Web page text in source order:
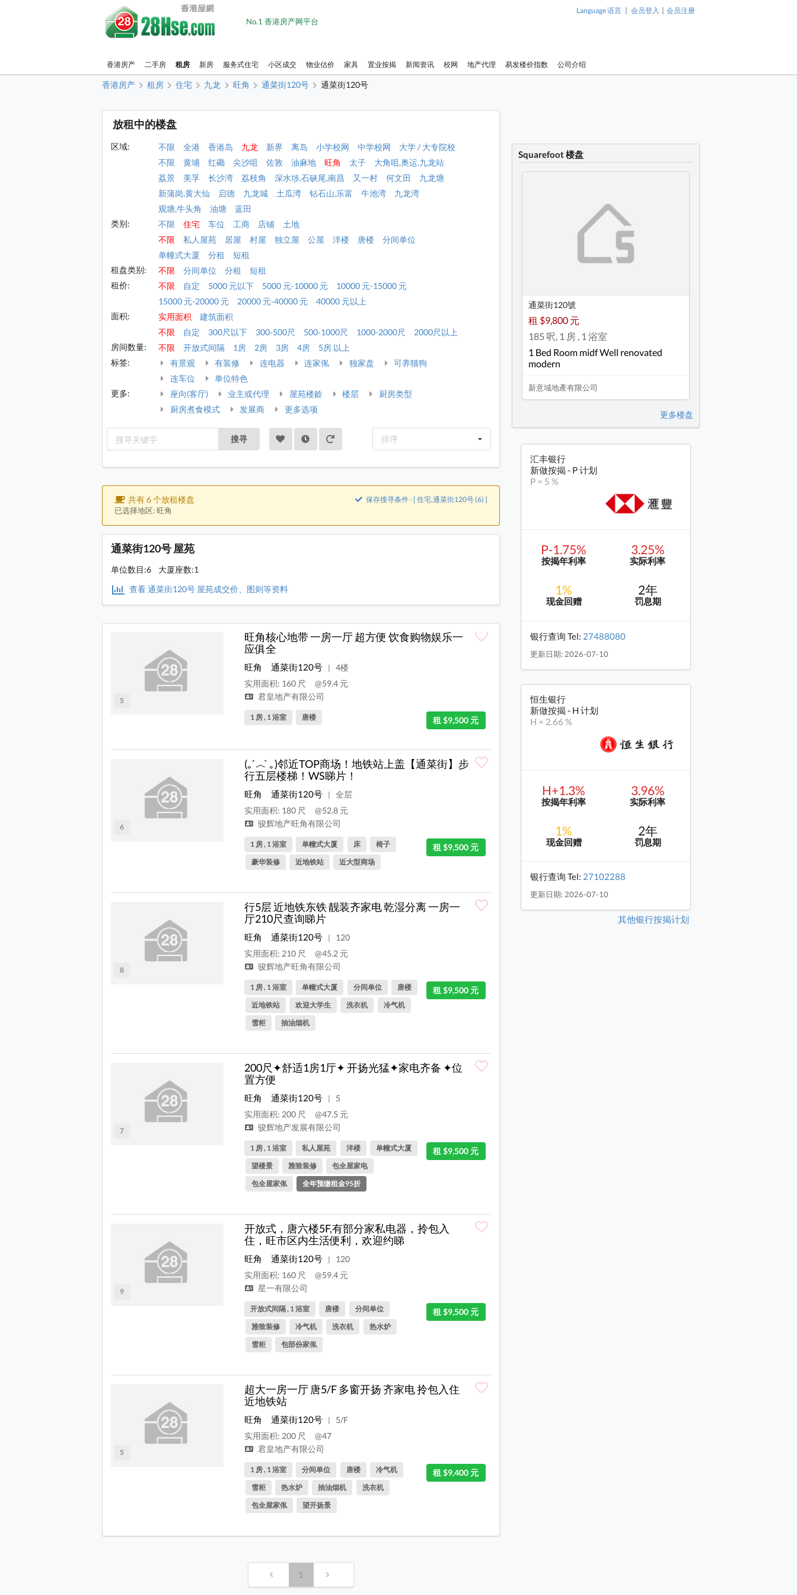
No.1 香港房产网平台
Language 语言 | 会员登入 | 会员注册
香港房产 二手房 租房 新房 服务式住宅 小区成交 物业估价 家具 置业按揭 新闻资讯 校网 地产代理 易发楼价指数 公司介绍
香港房产 租房 住宅 九龙 旺角 通菜街120号 通菜街120号
放租中的楼盘
区域: 不限 全港 香港岛 九龙 新界 离岛 小学校网 中学校网
大学 / 大专院校
不限
黄埔 红磡 尖沙咀 佐敦 油麻地 旺角 太子
大角咀,奥运,九龙站
荔景
美孚 长沙湾 荔枝角 深水埗,石硖尾,南昌 又一村 何文田
九龙塘
新蒲岗,黄大仙
启德 九龙城 土瓜湾 钻石山,乐富 牛池湾
九龙湾
观塘,牛头角
油塘
蓝田
类别:
不限 住宅 车位 工商 店铺
土地
不限
私人屋苑 居屋 村屋 独立屋 公屋 洋楼 唐楼
分间单位
单幢式大厦
分租
短租
租盘类别:
不限 分间单位 分租
短租
租价:
不限 自定 5000 元以下 5000 元-10000 元
10000 元-15000 元
15000 元-20000 元
20000 元-40000 元
40000 元以上
面积:
实用面积
建筑面积
不限
自定 300尺以下 300-500尺 500-1000尺 1000-2000尺
2000尺以上
房间数量:
不限 开放式间隔 1房 2房 3房 4房
5房 以上
标签:
有景观 有装修 连电器 连家俬 独家盘
可养猫狗
连车位
单位特色
更多:
座向(客厅) 业主或代理 屋苑楼龄 楼层
厨房类型
厨房煮食模式
发展商 更多选项
搜寻 排序
共有 6 个放租楼盘
已选择地区: 旺角
保存搜寻条件 - [ 住宅,通菜街120号 (6) ]
通菜街120号 屋苑
单位数目:6 大厦座数:1
查看 通菜街120号 屋苑成交价、图则等资料
5
旺角核心地带 一房一厅 超方便 饮食购物娱乐一
应俱全
旺角 通菜街120号 |
4楼
实用面积: 160 尺
@59.4 元
君皇地产有限公司
租 $9,500 元
1 房 , 1 浴室 唐楼
6
(｡ ́︿ ̀｡)邻近TOP商场！地铁站上盖【通菜街】步
行五层楼梯！WS睇片！
旺角 通菜街120号 |
全层
实用面积: 180 尺
@52.8 元
骏辉地产旺角有限公司
租 $9,500 元
1 房 , 1 浴室 单幢式大厦 床
椅子
豪华装修
近地铁站 近大型商场
8
行5层 近地铁东铁 靓装齐家电 乾湿分离 一房一
厅210尺查询睇片
旺角 通菜街120号 |
120
实用面积: 210 尺
@45.2 元
骏辉地产旺角有限公司
租 $9,500 元
1 房 , 1 浴室 单幢式大厦 分间单位
唐楼
近地铁站
欢迎大学生 洗衣机
冷气机
雪柜
抽油烟机
7
200尺✦舒适1房1厅✦ 开扬光猛✦家电齐备 ✦位
置方便
旺角 通菜街120号 |
5
实用面积: 200 尺
@47.5 元
骏辉地产发展有限公司
租 $9,500 元
1 房 , 1 浴室 私人屋苑 洋楼
单幢式大厦
望楼景
雅致装修
包全屋家电
包全屋家俬
全年预缴租金95折
9
开放式，唐六楼5F,有部分家私电器，拎包入
住，旺市区内生活便利，欢迎约睇
旺角 通菜街120号 |
120
实用面积: 160 尺
@59.4 元
星一有限公司
租 $9,500 元
开放式间隔 , 1 浴室 唐楼
分间单位
雅致装修
冷气机 洗衣机
热水炉
雪柜
包部份家俬
5
超大一房一厅 唐5/F 多窗开扬 齐家电 拎包入住
近地铁站
旺角 通菜街120号 |
5/F
实用面积: 200 尺
@47
君皇地产有限公司
租 $9,400 元
1 房 , 1 浴室 分间单位 唐楼
冷气机
雪柜
热水炉 抽油烟机
洗衣机
包全屋家俬
望开扬景
1
Squarefoot 楼盘
通菜街120號
租 $9,800 元
185 呎, 1 房 , 1 浴室
1 Bed Room midf Well renovated
modern
新意域地產有限公司
更多楼盘
汇丰银行
新做按揭 - P 计划
P = 5 %
P-1.75%
按揭年利率
3.25%
实际利率
1%
现金回赠
2年
罚息期
银行查询 Tel: 27488080
更新日期: 2026-07-10
恒生银行
新做按揭 - H 计划
H = 2.66 %
H+1.3%
按揭年利率
3.96%
实际利率
1%
现金回赠
2年
罚息期
银行查询 Tel: 27102288
更新日期: 2026-07-10
其他银行按揭计划